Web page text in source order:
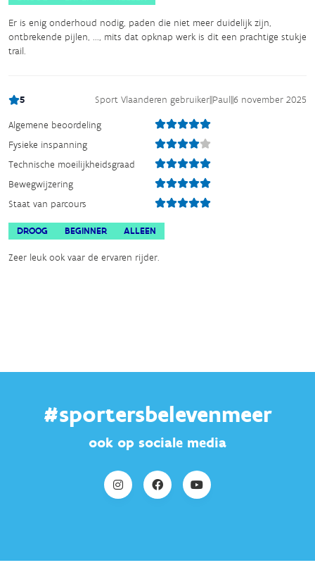
Er is enig onderhoud nodig, paden die niet meer duidelijk zijn,
ontbrekende pijlen, ..., mits dat opknap werk is dit een prachtige stukje
trail.
5 Sport Vlaanderen gebruiker||Paul||6 november 2025
Algemene beoordeling
Fysieke inspanning
Technische moeilijkheidsgraad
Bewegwijzering
Staat van parcours
DROOG BEGINNER ALLEEN
Zeer leuk ook vaar de ervaren rijder.
#sportersbelevenmeer
ook op sociale media